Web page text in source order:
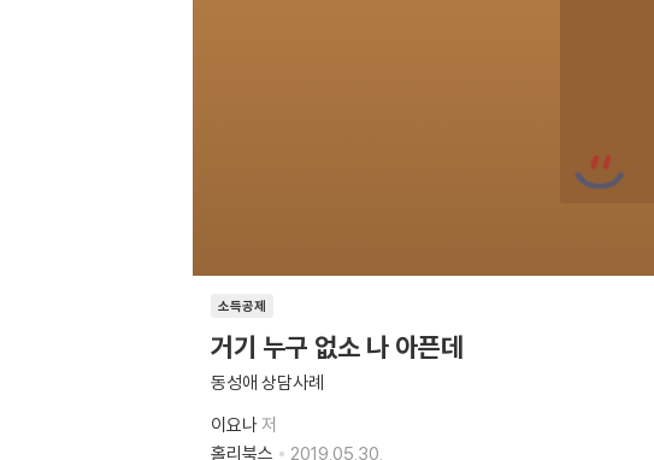
소득공제
거기 누구 없소 나 아픈데
동성애 상담사례
이요나저
홀리북스
2019.05.30.